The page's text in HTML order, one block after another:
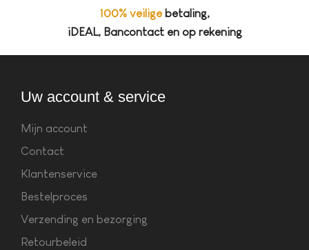
100% veiligebetaling,
iDEAL, Bancontact en op rekening
Uw account & service
Mijn account
Contact
Klantenservice
Bestelproces
Verzending en bezorging
Retourbeleid